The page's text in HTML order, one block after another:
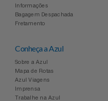
Informações
Bagagem Despachada
Fretamento
Conheça a Azul
Sobre a Azul
Mapa de Rotas
Azul Viagens
Imprensa
Trabalhe na Azul